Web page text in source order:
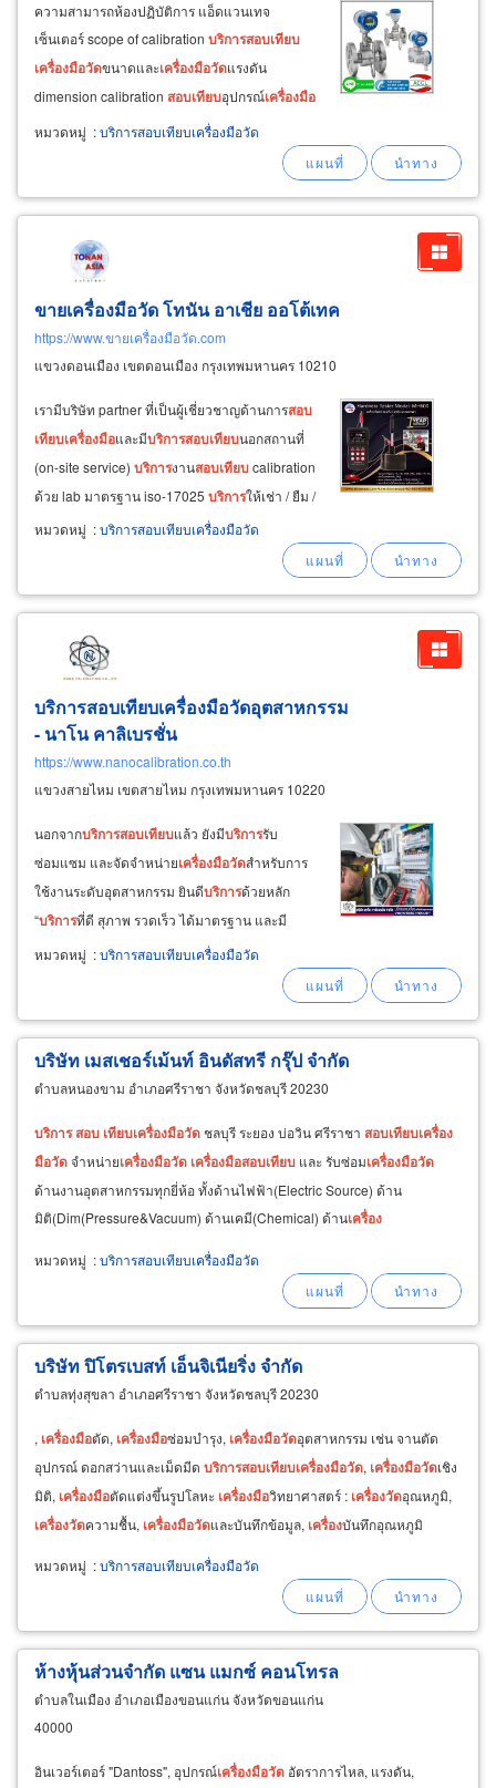
ความสามารถห้องปฏิบัติการ แอ็ดแวนเทจ
เซ็นเตอร์ scope of calibration บริการสอบเทียบ
เครื่องมือวัดขนาดและเครื่องมือวัดแรงดัน
dimension calibration สอบเทียบอุปกรณ์เครื่องมือ
วัด ชนิดต่างๆ ทั้งแบบอนาล็อกและแบบดิจิตอล
ด้านเคมี chemical
มือ
วัดด้านไฟฟ้า
หมวดหมู่ :บริการสอบเทียบเครื่องมือวัด
ขายเครื่องมือวัด โทนัน อาเชีย ออโต้เทค
https://www.ขายเครื่องมือวัด.com
แขวงดอนเมือง เขตดอนเมือง กรุงเทพมหานคร 10210
เรามีบริษัท partner ที่เป็นผู้เชี่ยวชาญด้านการสอบ
เทียบเครื่องมือและมีบริการสอบเทียบนอกสถานที่
(on-site service) บริการงานสอบเทียบcalibration
ด้วย lab มาตรฐาน iso-17025 บริการให้เช่า / ยืม /
เครื่องสาธิต การใช้งาน demoบริการงานซ่อม /
หมวดหมู่ :บริการสอบเทียบเครื่องมือวัด
บริการสอบเทียบเครื่องมือวัดอุตสาหกรรม
- นาโน คาลิเบรชั่น
https://www.nanocalibration.co.th
แขวงสายไหม เขตสายไหม กรุงเทพมหานคร 10220
นอกจากบริการสอบเทียบแล้ว ยังมีบริการรับ
ซ่อมแซม และจัดจำหน่ายเครื่องมือวัดสำหรับการ
ใช้งานระดับอุตสาหกรรม ยินดีบริการด้วยหลัก
“บริการที่ดี สุภาพ รวดเร็ว ได้มาตรฐาน และมี
คุณภาพ” รับสอบเทียบเครื่องมือแพทย์ชนิดต่างๆ
ความดัน และ
สุญญากาศ (pressure &amp
หมวดหมู่ :บริการสอบเทียบเครื่องมือวัด
บริษัท เมสเชอร์เม้นท์ อินดัสทรี กรุ๊ป จำกัด
ตำบลหนองขาม อำเภอศรีราชา จังหวัดชลบุรี 20230
บริการ สอบ เทียบเครื่องมือวัดชลบุรี ระยอง บ่อวิน ศรีราชา สอบเทียบเครื่อง
มือวัดจำหน่ายเครื่องมือวัด เครื่องมือสอบเทียบ และ รับซ่อมเครื่องมือวัด
ด้านงานอุตสาหกรรมทุกยี่ห้อ ทั้งด้านไฟฟ้า(Electric Source) ด้าน
มิติ(Dim(Pressure&Vacuum) ด้านเคมี(Chemical) ด้านเครื่อง
หมวดหมู่ :บริการสอบเทียบเครื่องมือวัด
บริษัท ปิโตรเบสท์ เอ็นจิเนียริ่ง จำกัด
ตำบลทุ่งสุขลา อำเภอศรีราชา จังหวัดชลบุรี 20230
, เครื่องมือตัด, เครื่องมือซ่อมบำรุง, เครื่องมือวัดอุตสาหกรรม เช่น จานตัด
อุปกรณ์ ดอกสว่านและเม็ดมีด บริการสอบเทียบเครื่องมือวัด, เครื่องมือวัดเชิง
มิติ, เครื่องมือตัดแต่งขึ้นรูปโลหะ เครื่องมือวิทยาศาสตร์ : เครื่องวัดอุณหภูมิ,
เครื่องวัดความชื้น, เครื่องมือวัดและบันทึกข้อมูล, เครื่องบันทึกอุณหภูมิ
หมวดหมู่ :บริการสอบเทียบเครื่องมือวัด
ห้างหุ้นส่วนจำกัด แซน แมกซ์ คอนโทรล
ตำบลในเมือง อำเภอเมืองขอนแก่น จังหวัดขอนแก่น
40000
อินเวอร์เตอร์ "Dantoss", อุปกรณ์เครื่องมือวัด อัตราการไหล, แรงดัน,